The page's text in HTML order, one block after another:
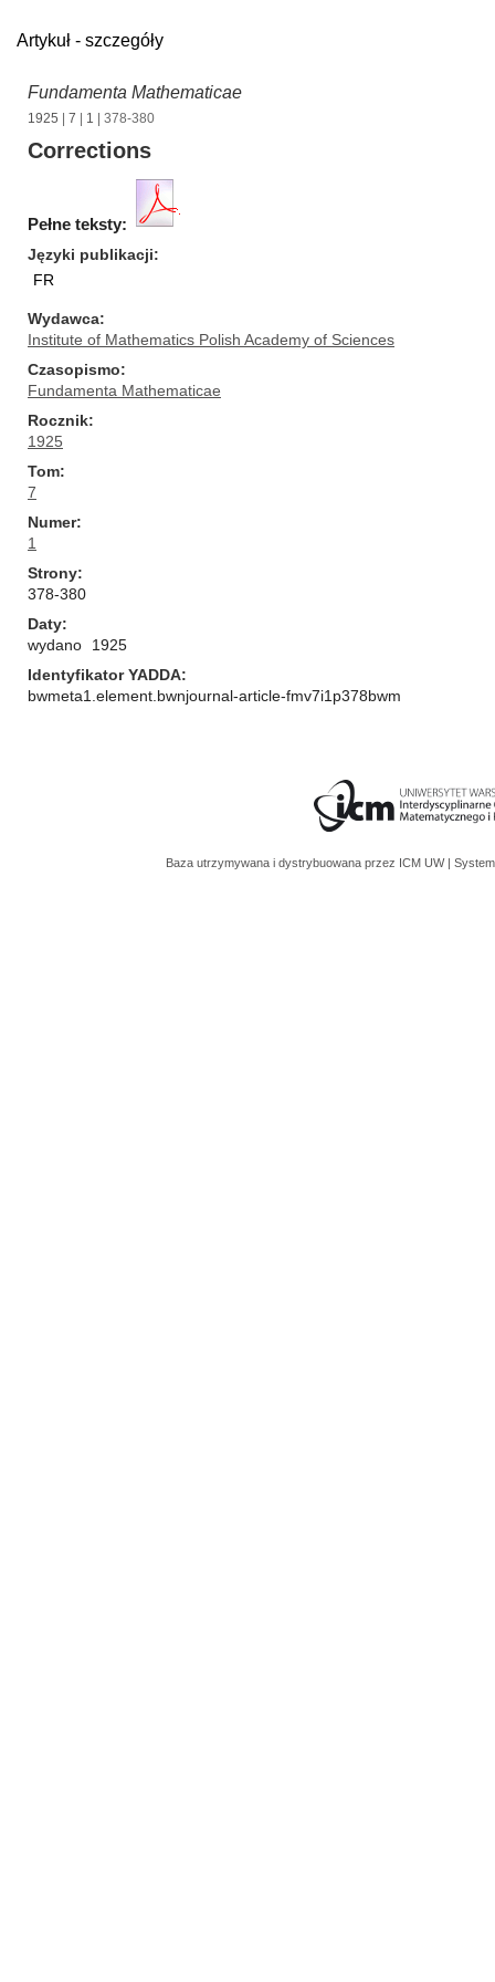
Artykuł - szczegóły
Fundamenta Mathematicae
1925 7 1 | 378-380
Corrections
Pełne teksty:
Języki publikacji
FR
Wydawca
Institute of Mathematics Polish Academy of Sciences
Czasopismo
Fundamenta Mathematicae
Rocznik
1925
Tom
7
Numer
1
Strony
378-380
Daty
wydano
1925
Identyfikator YADDA
bwmeta1.element.bwnjournal-article-fmv7i1p378bwm
Baza utrzymywana i dystrybuowana przez ICM UW |